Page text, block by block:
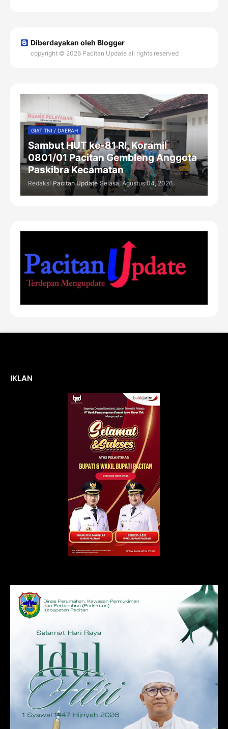
Diberdayakan oleh Blogger
copyright © 2026 Pacitan Update all rights reserved
GIAT TNI / DAERAH
Sambut HUT ke-81 RI, Koramil
0801/01 Pacitan Gembleng Anggota
Paskibra Kecamatan
Redaksi Pacitan Update Selasa, Agustus 04, 2026
IKLAN